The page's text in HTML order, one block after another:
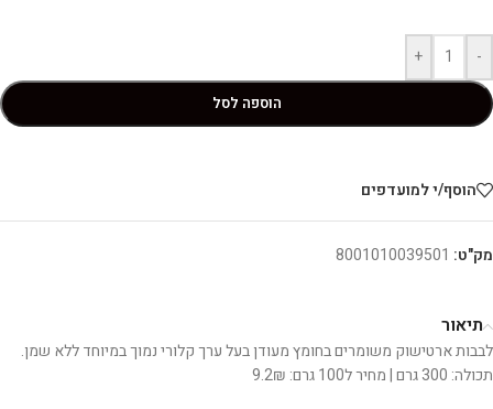
-
+
הוספה לסל
הוסף/י למועדפים
מק"ט: 8001010039501
תיאור
לבבות ארטישוק משומרים בחומץ מעודן בעל ערך קלורי נמוך במיוחד ללא שמן.
תכולה: 300 גרם | מחיר ל100 גרם: 9.2₪